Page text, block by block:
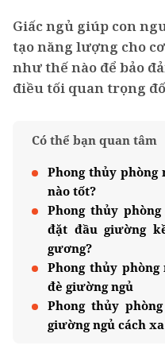
Giấc ngủ giúp con
tạo năng lượng cho
như thế nào để bảo
điều tối quan trọng
Có thể bạn quan tâm
Phong thủy phòng
nào tốt?
Phong thủy
đặt đầu giường
gương?
Phong thủy phòng
đè giường ngủ
Phong thủy
giường ngủ cách